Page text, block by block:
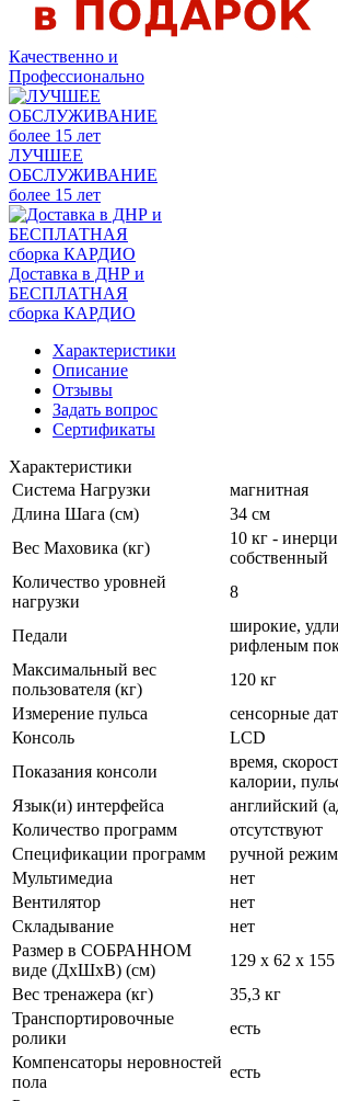
Качественно и
Профессионально
ЛУЧШЕЕ
ОБСЛУЖИВАНИЕ
более 15 лет
Доставка в ДНР и
БЕСПЛАТНАЯ
сборка КАРДИО
Характеристики
Описание
Отзывы
Задать вопрос
Сертификаты
Характеристики
Система Нагрузки
магнитная
Длина Шага (см)
34 см
Вес Маховика (кг)
10 кг -
собственный
Количество уровней
нагрузки
8
Педали
широкие,
рифленым
Максимальный вес
пользователя (кг)
120 кг
Измерение пульса
сенсорные
Консоль
LCD
Показания консоли
время,
калории,
Язык(и) интерфейса
английский
Количество программ
отсутствуют
Спецификации программ
ручной режим
Мультимедиа
нет
Вентилятор
нет
Складывание
нет
Размер в СОБРАННОМ
виде (ДхШхВ) (см)
129 х 62 х
Вес тренажера (кг)
35,3 кг
Транспортировочные
ролики
есть
Компенсаторы неровностей
пола
есть